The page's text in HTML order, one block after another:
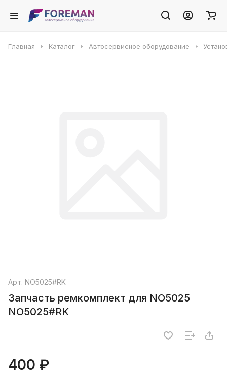
Главная Каталог Автосервисное оборудование
Арт. NO5025#RK
Запчасть ремкомплект для NO5025
NO5025#RK
400 ₽